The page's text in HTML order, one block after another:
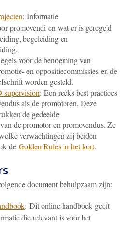
: Informatie
promovendi en wat er is geregeld
begeleiding en
voor de benoeming van
en oppositiecommissies en de
worden gesteld.
supervision: Een reeks best practices
als de promotoren. Deze
de gedeelde
de promotor en promovendus. Ze
verwachtingen zij beiden
de Golden Rules in het kort.
document behulpzaam zijn:
: Dit online handboek geeft
die relevant is voor het